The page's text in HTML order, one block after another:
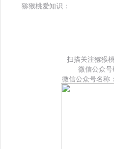
猕猴桃爱知识：
扫描关注猕猴
微信公众
微信公众号名称